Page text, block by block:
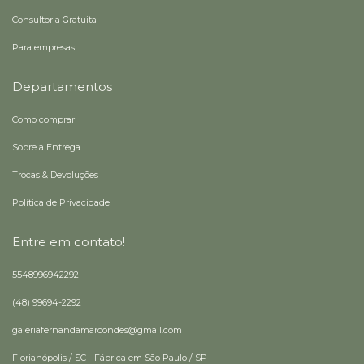
Consultoria Gratuita
Para empresas
Departamentos
Como comprar
Sobre a Entrega
Trocas & Devoluções
Política de Privacidade
Entre em contato!
5548996942292
(48) 99694-2292
galeriafernandamarcondes@gmail.com
Florianópolis / SC - Fábrica em São Paulo / SP